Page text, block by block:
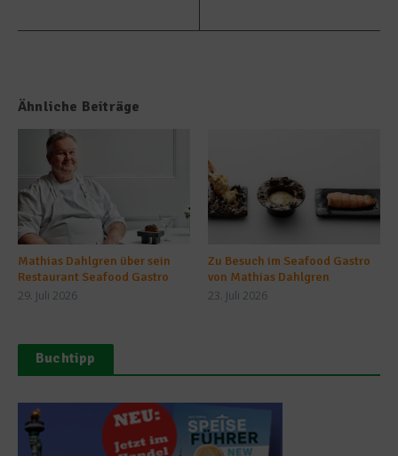
Ähnliche Beiträge
Mathias Dahlgren über sein
Restaurant Seafood Gastro
29. Juli 2026
Zu Besuch im Seafood Gastro
von Mathias Dahlgren
23. Juli 2026
Buchtipp